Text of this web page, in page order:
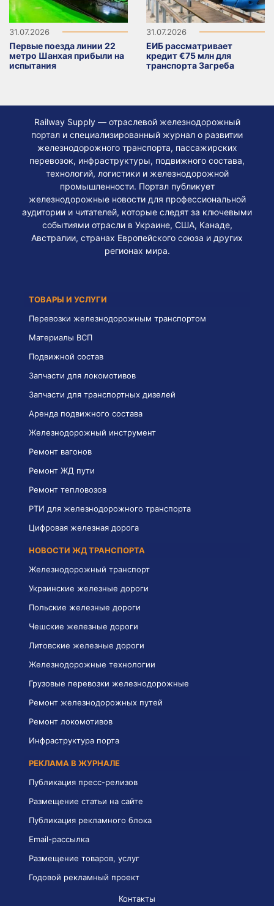
31.07.2026
Первые поезда линии 22
метро Шанхая прибыли на
испытания
31.07.2026
ЕИБ рассматривает
кредит €75 млн для
транспорта Загреба
Railway Supply — отраслевой железнодорожный
портал и специализированный журнал о развитии
железнодорожного транспорта, пассажирских
перевозок, инфраструктуры, подвижного состава,
технологий, логистики и железнодорожной
промышленности. Портал публикует
железнодорожные новости для профессиональной
аудитории и читателей, которые следят за ключевыми
событиями отрасли в Украине, США, Канаде,
Австралии, странах Европейского союза и других
регионах мира.
ТОВАРЫ И УСЛУГИ
Перевозки железнодорожным транспортом
Материалы ВСП
Подвижной состав
Запчасти для локомотивов
Запчасти для транспортных дизелей
Аренда подвижного состава
Железнодорожный инструмент
Ремонт вагонов
Ремонт ЖД пути
Ремонт тепловозов
РТИ для железнодорожного транспорта
Цифровая железная дорога
НОВОСТИ ЖД ТРАНСПОРТА
Железнодорожный транспорт
Украинские железные дороги
Польские железные дороги
Чешские железные дороги
Литовские железные дороги
Железнодорожные технологии
Грузовые перевозки железнодорожные
Ремонт железнодорожных путей
Ремонт локомотивов
Инфраструктура порта
РЕКЛАМА В ЖУРНАЛЕ
Публикация пресс-релизов
Размещение статьи на сайте
Публикация рекламного блока
Email-рассылка
Размещение товаров, услуг
Годовой рекламный проект
Контакты